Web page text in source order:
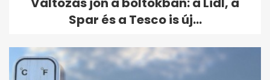
Spar és a Tesco is új...